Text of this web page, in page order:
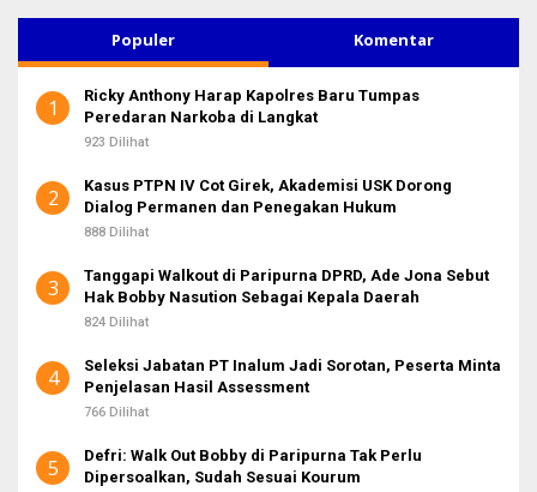
i
n
u
k
Populer Komentar
1
Ricky Anthony Harap Kapolres Baru Tumpas
Peredaran Narkoba di Langkat
923 Dilihat
2
Kasus PTPN IV Cot Girek, Akademisi USK Dorong
Dialog Permanen dan Penegakan Hukum
888 Dilihat
3
Tanggapi Walkout di Paripurna DPRD, Ade Jona Sebut
Hak Bobby Nasution Sebagai Kepala Daerah
824 Dilihat
4
Seleksi Jabatan PT Inalum Jadi Sorotan, Peserta Minta
Penjelasan Hasil Assessment
766 Dilihat
5
Defri: Walk Out Bobby di Paripurna Tak Perlu
Dipersoalkan, Sudah Sesuai Kourum